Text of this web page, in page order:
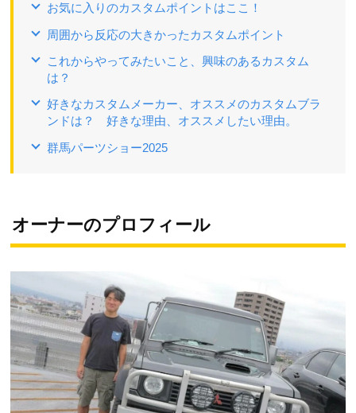
お気に入りのカスタムポイントはここ！
周囲から反応の大きかったカスタムポイント
これからやってみたいこと、興味のあるカスタム
は？
好きなカスタムメーカー、オススメのカスタムブラ
ンドは？ 好きな理由、オススメしたい理由。
群馬パーツショー2025
オーナーのプロフィール